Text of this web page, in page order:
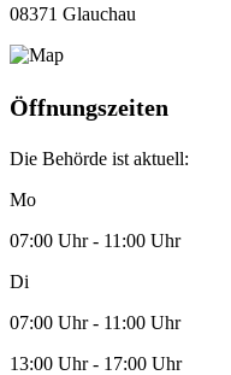
08371 Glauchau
Öffnungszeiten
Die Behörde ist aktuell:
Mo
07:00 Uhr - 11:00 Uhr
Di
07:00 Uhr - 11:00 Uhr
13:00 Uhr - 17:00 Uhr